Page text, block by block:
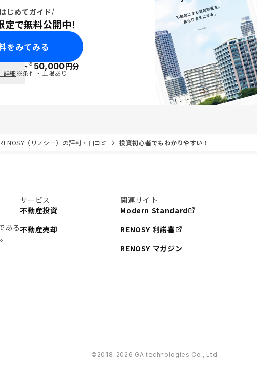
じめてガイド
で無料公開中！
をみてみる
ポイント※50,000円分
詳細※条件・上限あり
（リノシー）の評判・口コミ 投資初心者でもわかりやすい！
ある
サービス
不動産投資
不動産売却
関連サイト
Modern Standard
RENOSY 利諾喜
RENOSY マガジン
©︎2018-2026 GA technologies Co., Ltd.